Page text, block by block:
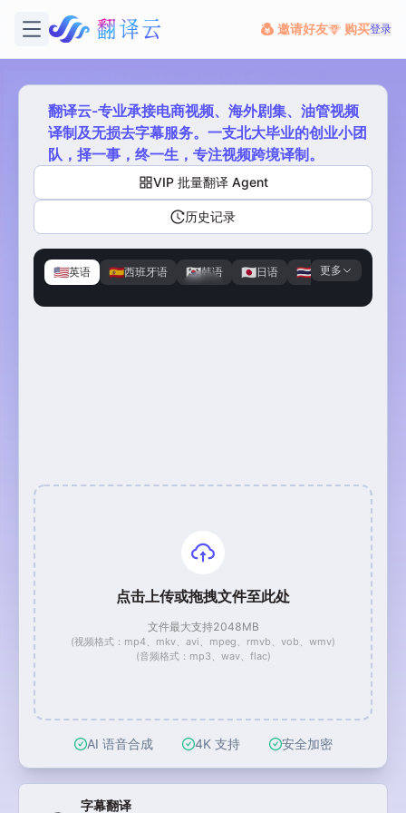
邀请好友 购买登录
翻译云-专业承接电商视频、海外剧集、油管视频
译制及无损去字幕服务。一支北大毕业的创业小团
队，择一事，终一生，专注视频跨境译制。
VIP 批量翻译 Agent
历史记录
🇺🇸英语 🇪🇸西班牙语 🇰🇷韩语 🇯🇵日语 🇹🇭 泰语
更多
点击上传或拖拽文件至此处
文件最大支持2048MB
(视频格式：mp4、mkv、avi、mpeg、rmvb、vob、wmv)
(音频格式：mp3、wav、flac)
AI 语音合成 4K 支持 安全加密
视频工具快捷入口
字幕翻译